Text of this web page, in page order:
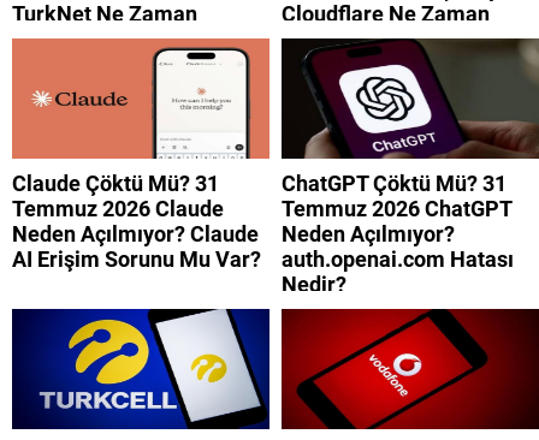
TurkNet Ne Zaman
Düzelecek?
Cloudflare Ne Zaman
Düzelecek?
Claude Çöktü Mü? 31
Temmuz 2026 Claude
Neden Açılmıyor? Claude
AI Erişim Sorunu Mu Var?
ChatGPT Çöktü Mü? 31
Temmuz 2026 ChatGPT
Neden Açılmıyor?
auth.openai.com Hatası
Nedir?